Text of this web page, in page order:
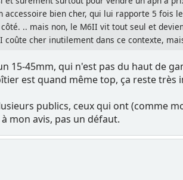
accessoire bien cher, qui lui rapporte 5 fois
.. mais non, le M6II vit tout seul et
cher inutilement dans ce contexte,
15-45mm, qui n'est pas du haut de
est quand même top, ça reste
publics, ceux qui ont (comme
mon avis, pas un défaut.